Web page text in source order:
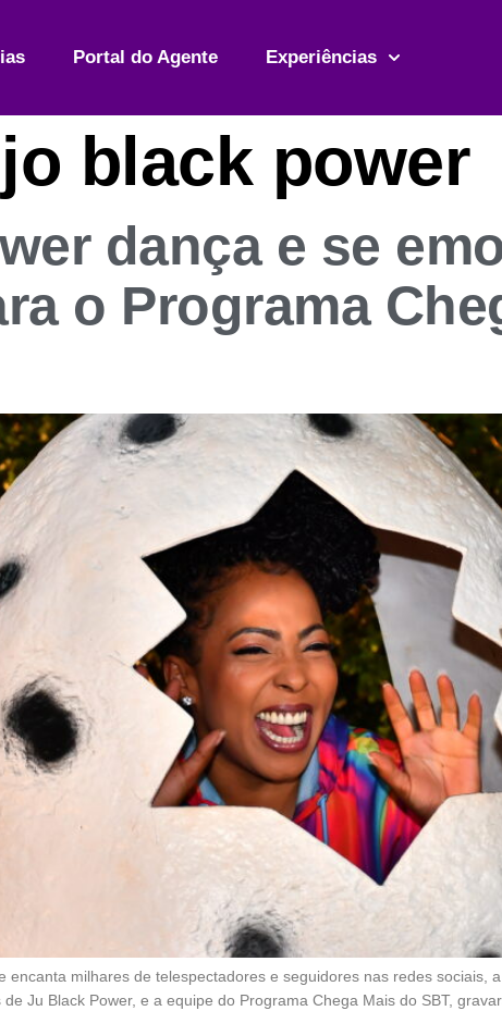
Portal do Agente Experiências
jo black power
dança e se
o Programa
milhares de telespectadores e seguidores nas redes sociais,
Ju Black Power, e a equipe do Programa Chega Mais do SBT,